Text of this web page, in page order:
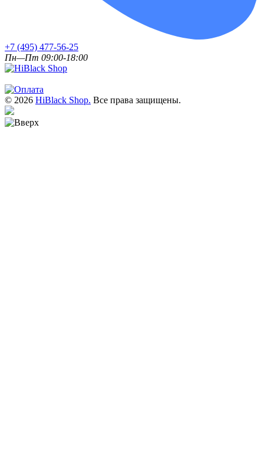
+7 (495) 477-56-25
Пн—Пт 09:00-18:00
© 2026 HiBlack Shop. Все права защищены.